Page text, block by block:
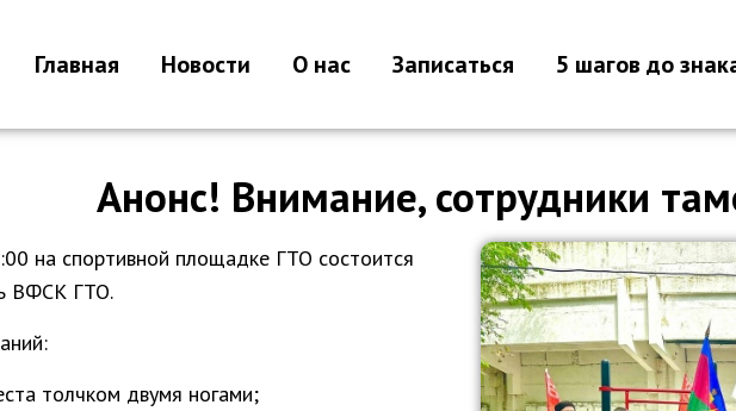
Главная Новости О нас Записаться 5 шагов до
Анонс! Внимание, сотрудники
на спортивной площадке ГТО состоится
ВФСК ГТО.
толчком двумя ногами;